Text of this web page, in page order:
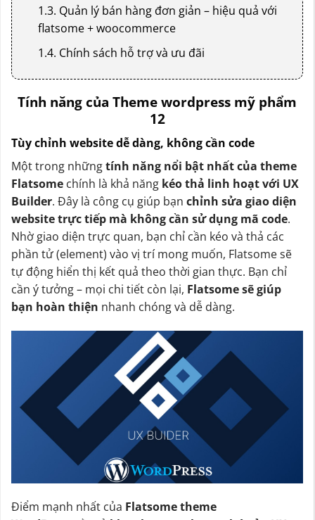
1.3. Quản lý bán hàng đơn giản – hiệu quả với
flatsome + woocommerce
1.4. Chính sách hỗ trợ và ưu đãi
Tính năng của Theme wordpress mỹ phẩm
12
Tùy chỉnh website dễ dàng, không cần code
Một trong nhữngtính năng nổi bật nhất của theme
Flatsome chính là khả năng kéo thả linh hoạt với UX
Builder. Đây là công cụ giúp bạn chỉnh sửa giao diện
website trực tiếp mà không cần sử dụng mã code.
Nhờ giao diện trực quan, bạn chỉ cần kéo và thả các
phần tử (element) vào vị trí mong muốn, Flatsome sẽ
tự động hiển thị kết quả theo thời gian thực. Bạn chỉ
cần ý tưởng – mọi chi tiết còn lại, Flatsome sẽ giúp
bạn hoàn thiện nhanh chóng và dễ dàng.
Điểm mạnh nhất của Flatsome theme